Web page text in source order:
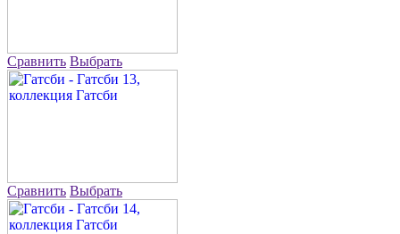
Сравнить Выбрать
Сравнить Выбрать